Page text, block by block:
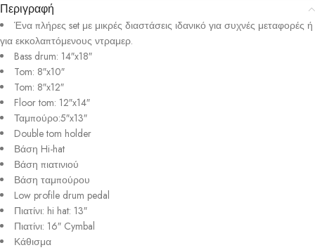
Περιγραφή
Ένα πλήρες set με μικρές διαστάσεις ιδανικό για συχνές μεταφορές ή
για εκκολαπτόμενους ντραμερ.
Bass drum: 14″x18″
Tom: 8″x10″
Tom: 8″x12″
Floor tom: 12″x14″
Ταμπούρο:5″x13″
Double tom holder
Βάση Hi-hat
Βάση πιατινιού
Βάση ταμπούρου
Low profile drum pedal
Πιατίνι: hi hat: 13″
Πιατίνι: 16″ Cymbal
Κάθισμα